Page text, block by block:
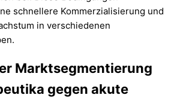
schnellere Kommerzialisierung und
in verschiedenen
Marktsegmentierung
gegen akute